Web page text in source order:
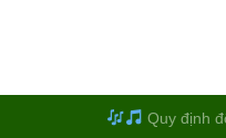
Quy định